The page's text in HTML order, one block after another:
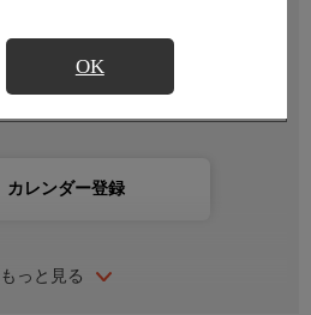
OK
オプションチャンネル(有料)のご契約が
ご利用料金はこちら
もっと見る
カレンダー登録